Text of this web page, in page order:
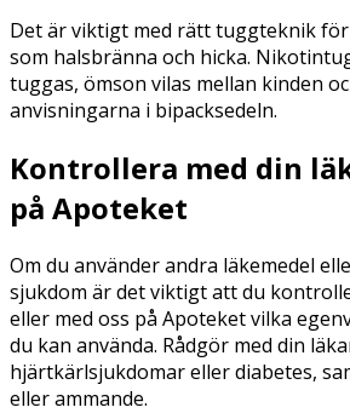
Det är viktigt med rätt tuggteknik
som halsbränna och hicka.
tuggas, ömson vilas mellan kinden
anvisningarna i bipacksedeln.
Kontrollera med din
på Apoteket
Om du använder andra läkemedel
sjukdom är det viktigt att du
eller med oss på Apoteket vilka
du kan använda. Rådgör med din
hjärtkärlsjukdomar eller diabetes,
eller ammande.